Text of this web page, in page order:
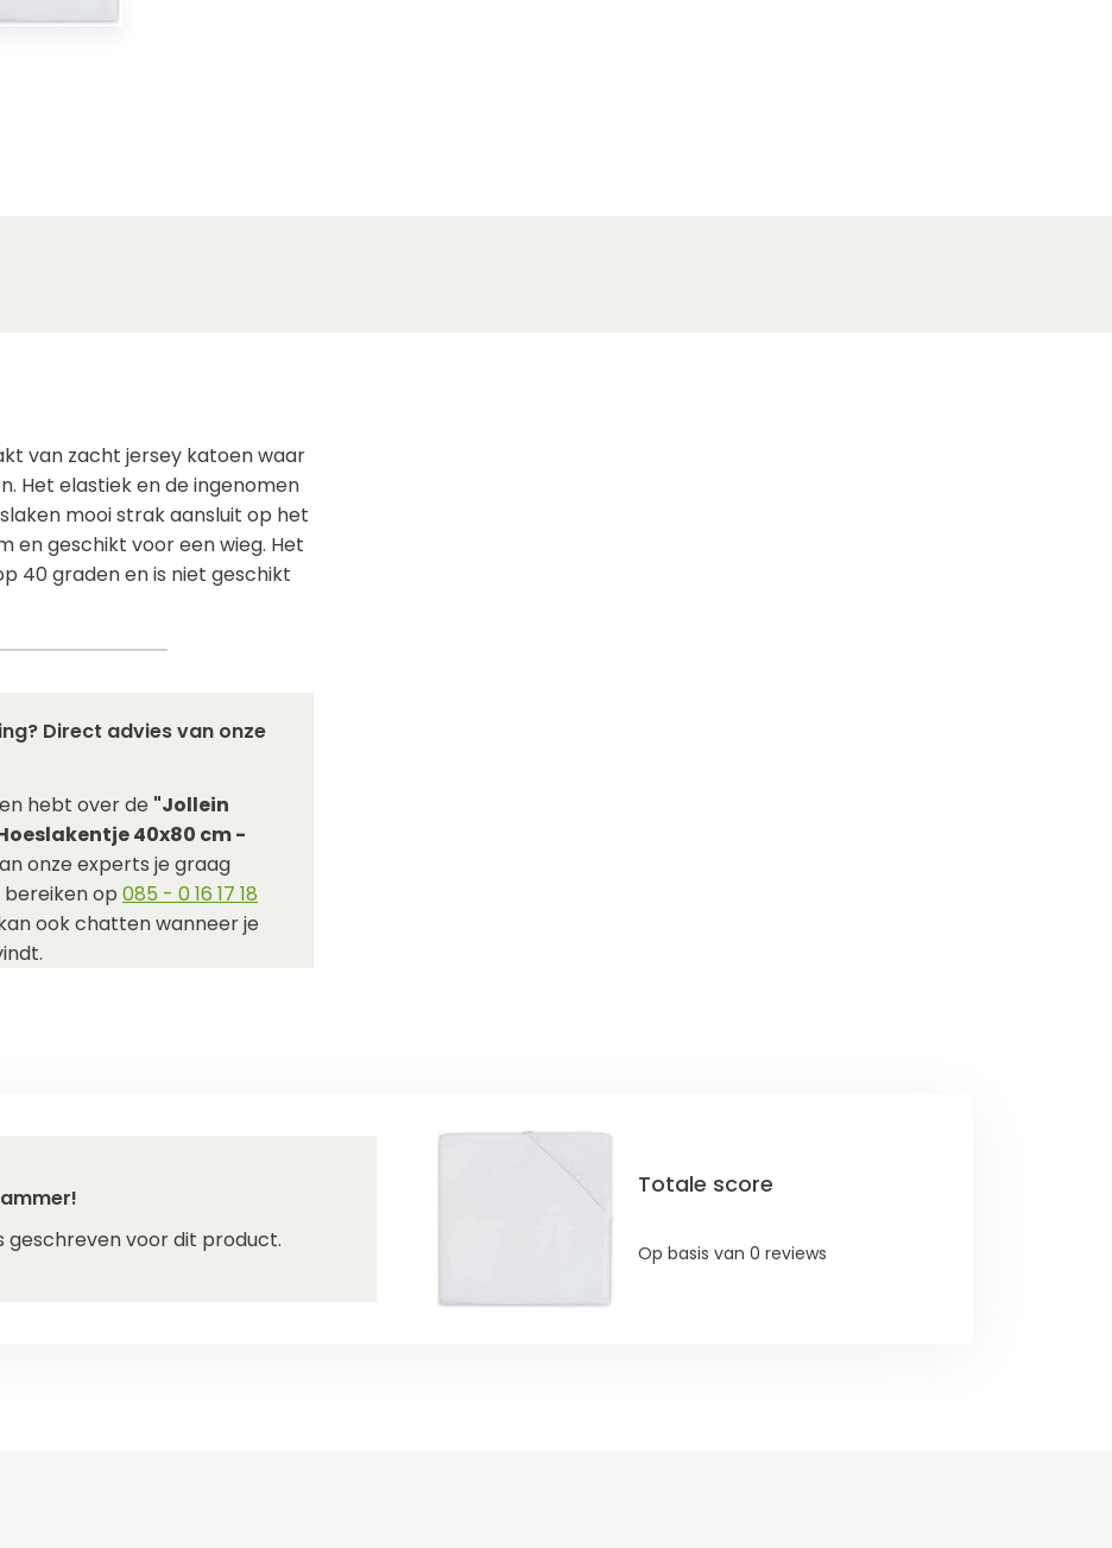
van zacht jersey katoen waar
Het elastiek en de ingenomen
mooi strak aansluit op het
en geschikt voor een wieg. Het
40 graden en is niet geschikt
Direct advies van onze
hebt over de "Jollein
40x80 cm -
onze experts je graag
bereiken op 085 - 0 16 17 18
ook chatten wanneer je
geschreven voor dit product.
Totale score
Op basis van 0 reviews